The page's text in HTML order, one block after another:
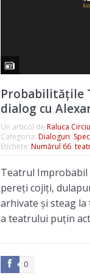
Probabilitățile
dialog cu
Un articol de Raluca
Categoria: Dialoguri,
Etichete: Numărul 66,
Teatrul
pereți cojiți,
arhivate și steag
a teatrului puțin
0